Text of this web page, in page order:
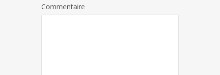
Commentaire